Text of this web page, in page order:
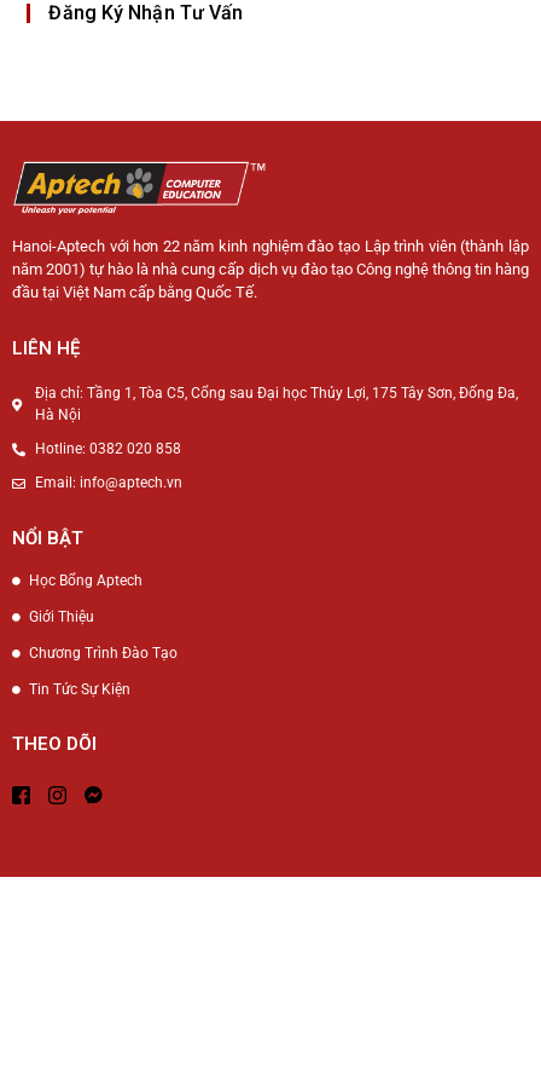
Đăng Ký Nhận Tư Vấn
Hanoi-Aptech với hơn 22 năm kinh nghiệm đào tạo Lập trình viên (thành lập
năm 2001) tự hào là nhà cung cấp dịch vụ đào tạo Công nghệ thông tin hàng
đầu tại Việt Nam cấp bằng Quốc Tế.
LIÊN HỆ
Địa chỉ: Tầng 1, Tòa C5, Cổng sau Đại học Thủy Lợi, 175 Tây Sơn, Đống Đa,
Hà Nội
Hotline: 0382 020 858
Email: info@aptech.vn
NỔI BẬT
Học Bổng Aptech
Giới Thiệu
Chương Trình Đào Tạo
Tin Tức Sự Kiện
THEO DÕI